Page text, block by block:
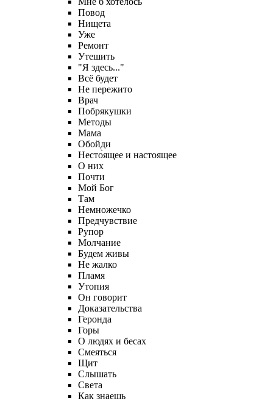
Повод
Нищета
Уже
Ремонт
Утешить
"Я здесь..."
Всё будет
Не пережито
Врач
Побрякушки
Методы
Мама
Обойди
Несто̀ящее и настоящее
О них
Почти
Мой Бог
Там
Немножечко
Предчувствие
Рупор
Молчание
Будем живы
Не жалко
Пламя
Утопия
Он говорит
Доказательства
Геронда
Горы
О людях и бесах
Смеяться
Щит
Слышать
Света
Как знаешь